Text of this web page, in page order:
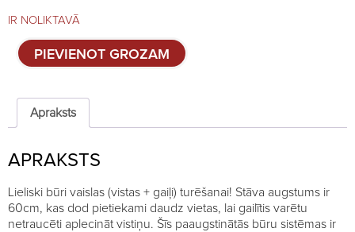
IR NOLIKTAVĀ
Papildus
stāvs
būru
komplektiem,
60cm
PIEVIENOT GROZAM
Apraksts
APRAKSTS
Lieliski būri vaislas (vistas + gaiļi) turēšanai! Stāva augstums ir
60cm, kas dod pietiekami daudz vietas, lai gailītis varētu
netraucēti aplecināt vistiņu. Šīs paaugstinātās būru sistēmas ir